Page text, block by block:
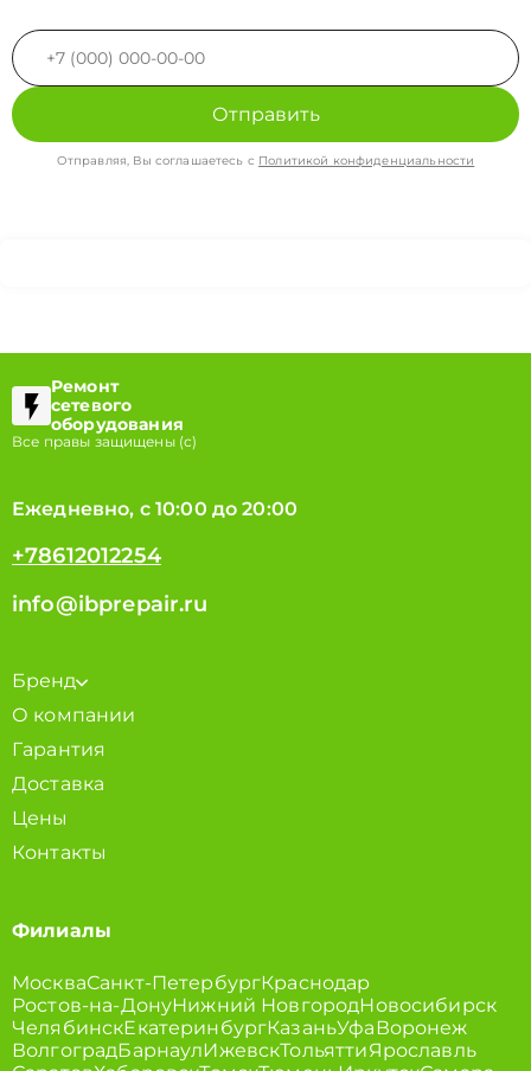
Отправить
Отправляя, Вы соглашаетесь с Политикой конфиденциальности
Ремонт
сетевого
оборудования
Все правы защищены (с)
Ежедневно, с 10:00 до 20:00
+78612012254
info@ibprepair.ru
Бренд
О компании
Гарантия
Доставка
Цены
Контакты
Филиалы
МоскваСанкт-ПетербургКраснодар
Ростов-на-ДонуНижний НовгородНовосибирск
ЧелябинскЕкатеринбургКазаньУфаВоронеж
ВолгоградБарнаулИжевскТольяттиЯрославль